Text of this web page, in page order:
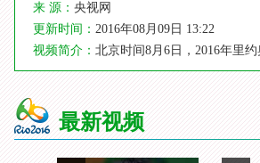
来 源： 央视网
更新时间： 2016年08月09日 13:22
视频简介： 北京时间8月6日，2016年里
最新视频